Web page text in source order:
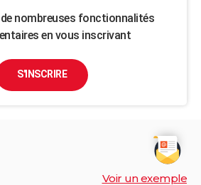
nombreuses fonctionnalités
en vous inscrivant
S'INSCRIRE
Voir un exemple